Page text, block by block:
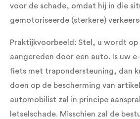
voor de schade, omdat hij in die
gemotoriseerde (sterkere)
Praktijkvoorbeeld: Stel, u wordt op
aangereden door een auto. Is uw
fiets met trapondersteuning, dan
doen op de bescherming van artikel
automobilist zal in principe
letselschade. Misschien zal de